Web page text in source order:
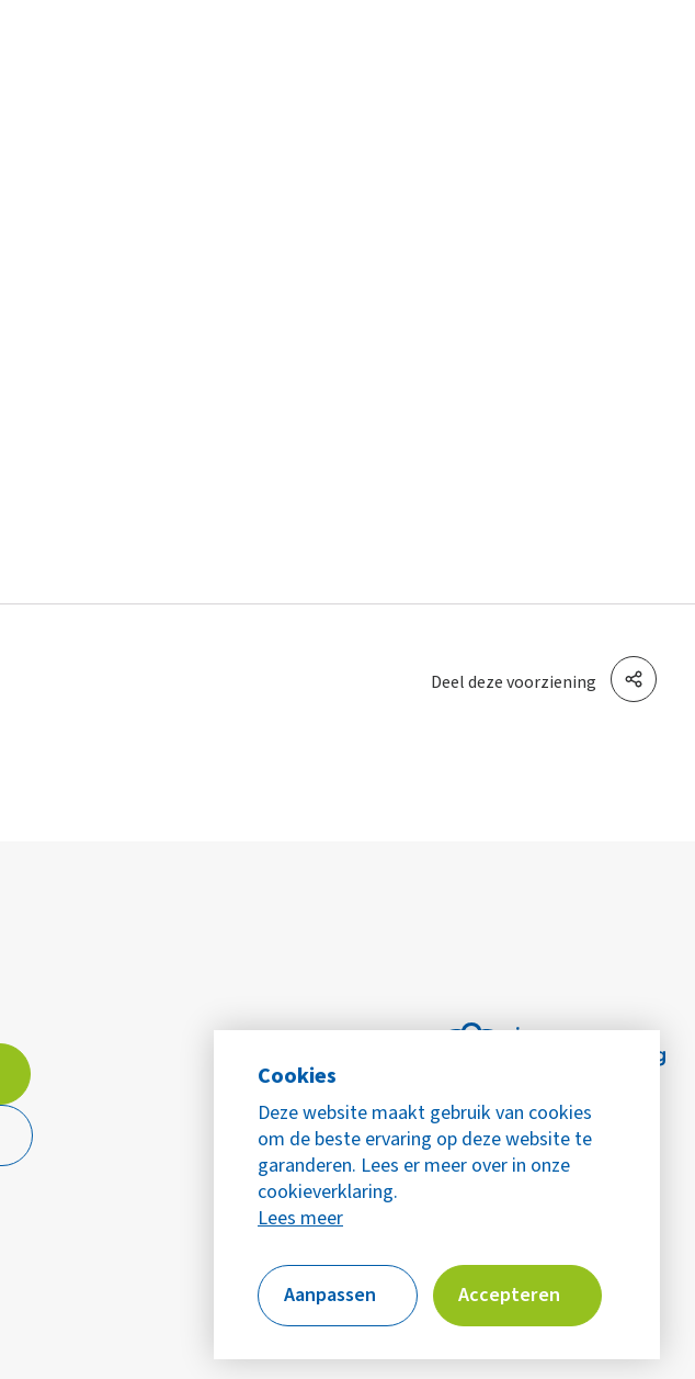
Cookies
Deze website maakt gebruik van cookies
om de beste ervaring op deze website te
garanderen. Lees er meer over in onze
cookieverklaring.
Lees meer
Aanpassen Accepteren
Deel deze voorziening